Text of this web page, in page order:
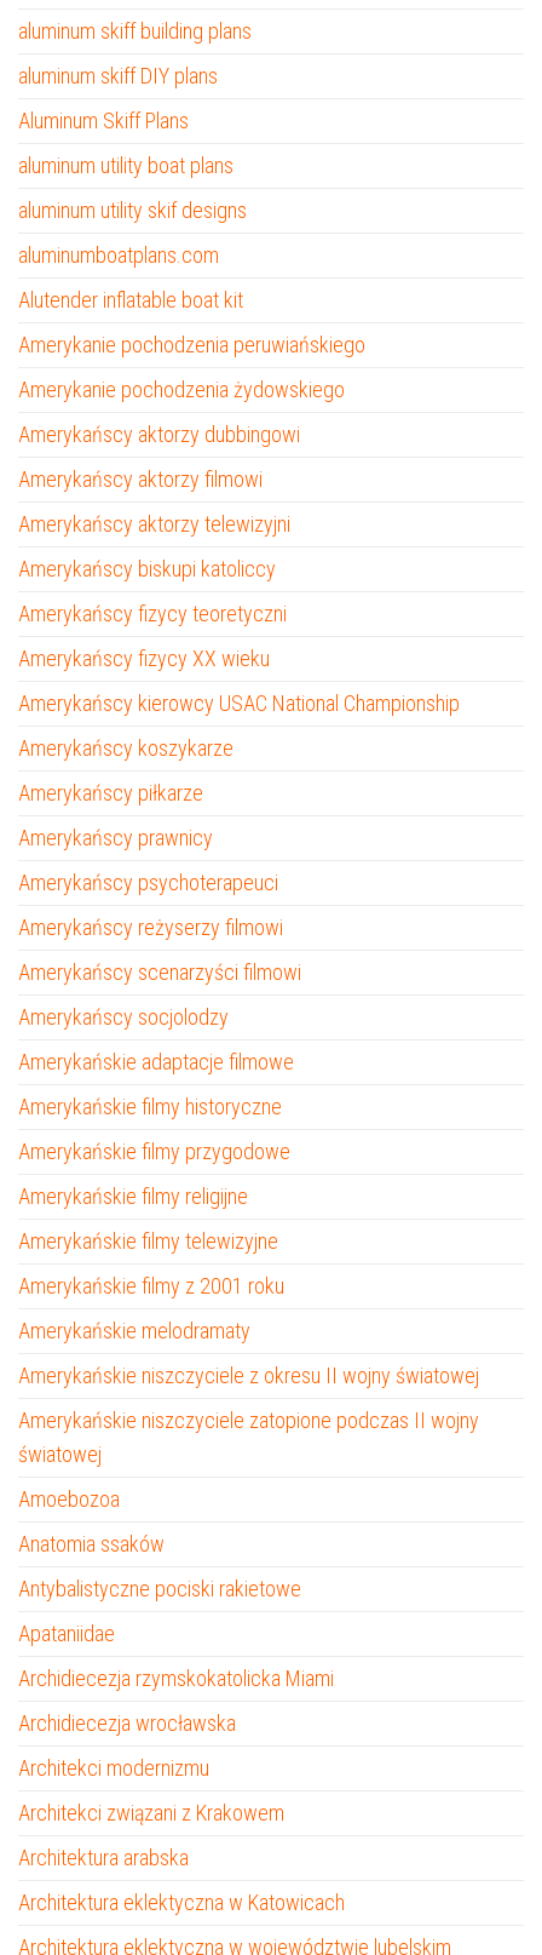
aluminum skiff building plans
aluminum skiff DIY plans
Aluminum Skiff Plans
aluminum utility boat plans
aluminum utility skif designs
aluminumboatplans.com
Alutender inflatable boat kit
Amerykanie pochodzenia peruwiańskiego
Amerykanie pochodzenia żydowskiego
Amerykańscy aktorzy dubbingowi
Amerykańscy aktorzy filmowi
Amerykańscy aktorzy telewizyjni
Amerykańscy biskupi katoliccy
Amerykańscy fizycy teoretyczni
Amerykańscy fizycy XX wieku
Amerykańscy kierowcy USAC National Championship
Amerykańscy koszykarze
Amerykańscy piłkarze
Amerykańscy prawnicy
Amerykańscy psychoterapeuci
Amerykańscy reżyserzy filmowi
Amerykańscy scenarzyści filmowi
Amerykańscy socjolodzy
Amerykańskie adaptacje filmowe
Amerykańskie filmy historyczne
Amerykańskie filmy przygodowe
Amerykańskie filmy religijne
Amerykańskie filmy telewizyjne
Amerykańskie filmy z 2001 roku
Amerykańskie melodramaty
Amerykańskie niszczyciele z okresu II wojny światowej
Amerykańskie niszczyciele zatopione podczas II wojny
światowej
Amoebozoa
Anatomia ssaków
Antybalistyczne pociski rakietowe
Apataniidae
Archidiecezja rzymskokatolicka Miami
Archidiecezja wrocławska
Architekci modernizmu
Architekci związani z Krakowem
Architektura arabska
Architektura eklektyczna w Katowicach
Architektura eklektyczna w województwie lubelskim